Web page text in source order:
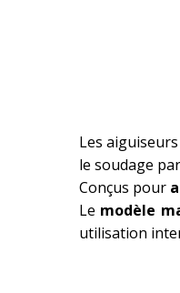
Les
le soudage
Conçus pour
Le modèle
utilisation